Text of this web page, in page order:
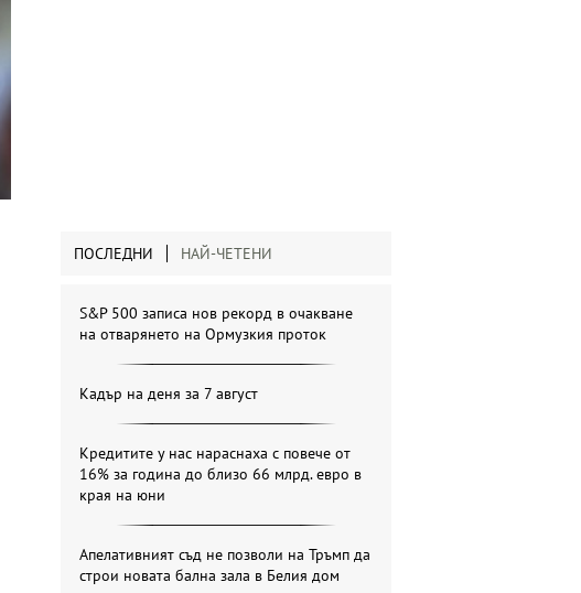
ПОСЛЕДНИ НАЙ-ЧЕТЕНИ
S&P 500 записа нов рекорд в очакване
на отварянето на Ормузкия проток
Кадър на деня за 7 август
Кредитите у нас нараснаха с повече от
16% за година до близо 66 млрд. евро в
края на юни
Апелативният съд не позволи на Тръмп да
строи новата бална зала в Белия дом